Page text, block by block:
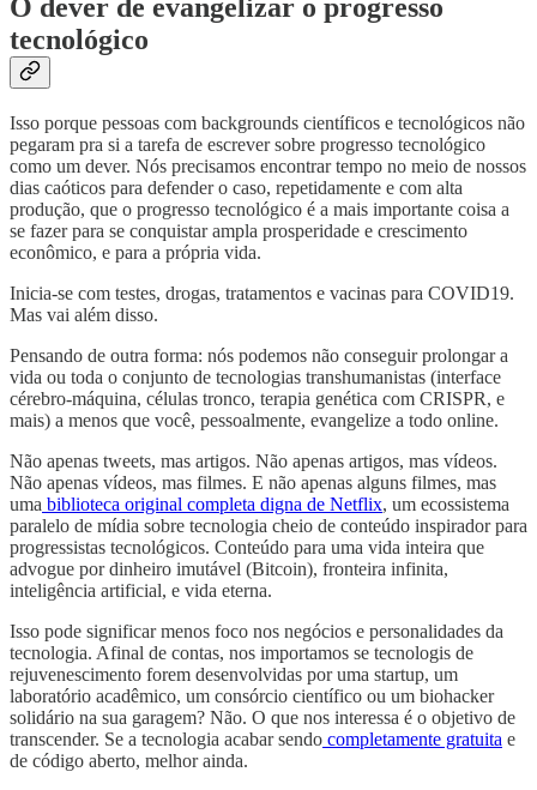
O dever de evangelizar o progresso
tecnológico
Isso porque pessoas com backgrounds científicos e tecnológicos não
pegaram pra si a tarefa de escrever sobre progresso tecnológico
como um dever. Nós precisamos encontrar tempo no meio de nossos
dias caóticos para defender o caso, repetidamente e com alta
produção, que o progresso tecnológico é a mais importante coisa a
se fazer para se conquistar ampla prosperidade e crescimento
econômico, e para a própria vida.
Inicia-se com testes, drogas, tratamentos e vacinas para COVID19.
Mas vai além disso.
Pensando de outra forma: nós podemos não conseguir prolongar a
vida ou toda o conjunto de tecnologias transhumanistas (interface
cérebro-máquina, células tronco, terapia genética com CRISPR, e
mais) a menos que você, pessoalmente, evangelize a todo online.
Não apenas tweets, mas artigos. Não apenas artigos, mas vídeos.
Não apenas vídeos, mas filmes. E não apenas alguns filmes, mas
uma biblioteca original completa digna de Netflix, um ecossistema
paralelo de mídia sobre tecnologia cheio de conteúdo inspirador para
progressistas tecnológicos. Conteúdo para uma vida inteira que
advogue por dinheiro imutável (Bitcoin), fronteira infinita,
inteligência artificial, e vida eterna.
Isso pode significar menos foco nos negócios e personalidades da
tecnologia. Afinal de contas, nos importamos se tecnologis de
rejuvenescimento forem desenvolvidas por uma startup, um
laboratório acadêmico, um consórcio científico ou um biohacker
solidário na sua garagem? Não. O que nos interessa é o objetivo de
transcender. Se a tecnologia acabar sendo completamente gratuita e
de código aberto, melhor ainda.